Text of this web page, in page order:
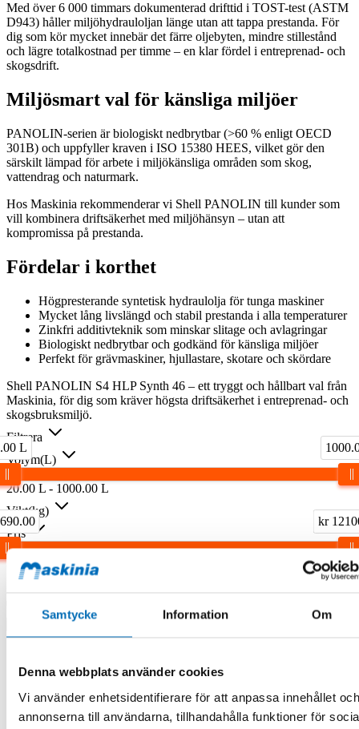
Samtycke Information Om
Denna webbplats använder cookies
Vi använder enhetsidentifierare för att anpassa innehållet och
annonserna till användarna, tillhandahålla funktioner för
Med över 6 000 timmars dokumenterad drifttid i TOST-test (ASTM
D943) håller miljöhydrauloljan länge utan att tappa prestanda. För
dig som kör mycket innebär det färre oljebyten, mindre stillestånd
och lägre totalkostnad per timme – en klar fördel i entreprenad- och
skogsdrift.
Miljösmart val för känsliga miljöer
PANOLIN-serien är biologiskt nedbrytbar (>60 % enligt OECD
301B) och uppfyller kraven i ISO 15380 HEES, vilket gör den
särskilt lämpad för arbete i miljökänsliga områden som skog,
vattendrag och naturmark.
Hos Maskinia rekommenderar vi Shell PANOLIN till kunder som
vill kombinera driftsäkerhet med miljöhänsyn – utan att
kompromissa på prestanda.
Fördelar i korthet
Högpresterande syntetisk hydraulolja för tunga maskiner
Mycket lång livslängd och stabil prestanda i alla temperaturer
Zinkfri additivteknik som minskar slitage och avlagringar
Biologiskt nedbrytbar och godkänd för känsliga miljöer
Perfekt för grävmaskiner, hjullastare, skotare och skördare
Shell PANOLIN S4 HLP Synth 46 – ett tryggt och hållbart val från
Maskinia, för dig som kräver högsta driftsäkerhet i entreprenad- och
skogsbruksmiljö.
Filtrera
Volym(L)
L
20.00 L - 1000.00 L
Vikt(kg)
Pris
kr
2690.00 - 121000.00